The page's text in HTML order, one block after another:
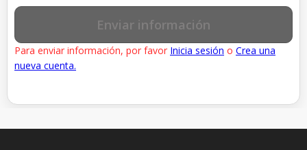
Enviar información
Para enviar información, por favor Inicia sesión o Crea una
nueva cuenta.